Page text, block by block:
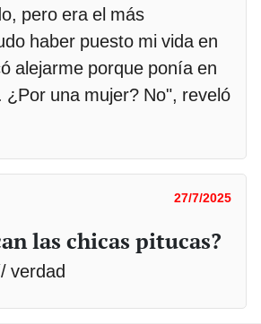
pero era el más
haber puesto mi vida en
alejarme porque ponía en
¿Por una mujer? No", reveló
27/7/2025
las chicas pitucas?
verdad